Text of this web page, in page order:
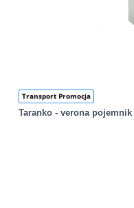
Transport Promocja
Taranko - verona pojemnik